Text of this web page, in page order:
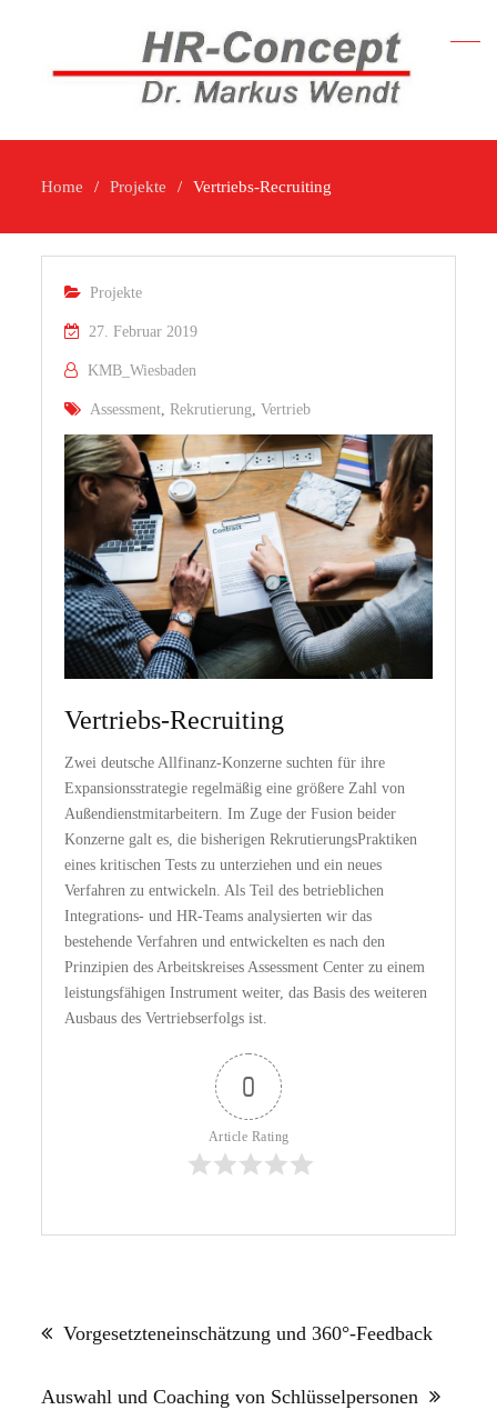
Home Projekte Vertriebs-Recruiting
Projekte
27. Februar 2019
KMB_Wiesbaden
Assessment ,Rekrutierung ,Vertrieb
Vertriebs-Recruiting
Zwei deutsche Allfinanz-Konzerne suchten für ihre
Expansionsstrategie regelmäßig eine größere Zahl von
Außendienstmitarbeitern. Im Zuge der Fusion beider
Konzerne galt es, die bisherigen RekrutierungsPraktiken
eines kritischen Tests zu unterziehen und ein neues
Verfahren zu entwickeln. Als Teil des betrieblichen
Integrations- und HR-Teams analysierten wir das
bestehende Verfahren und entwickelten es nach den
Prinzipien des Arbeitskreises Assessment Center zu einem
leistungsfähigen Instrument weiter, das Basis des weiteren
Ausbaus des Vertriebserfolgs ist.
0
Article Rating
Vorgesetzteneinschätzung und 360°-Feedback
Auswahl und Coaching von Schlüsselpersonen